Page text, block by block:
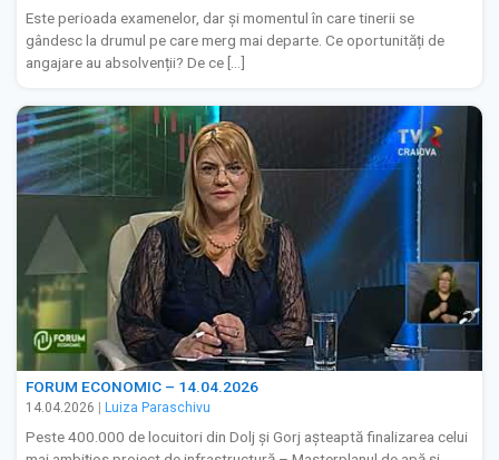
Este perioada examenelor, dar și momentul în care tinerii se
gândesc la drumul pe care merg mai departe. Ce oportunități de
angajare au absolvenții? De ce […]
FORUM ECONOMIC – 14.04.2026
14.04.2026 | Luiza Paraschivu
Peste 400.000 de locuitori din Dolj și Gorj așteaptă finalizarea celui